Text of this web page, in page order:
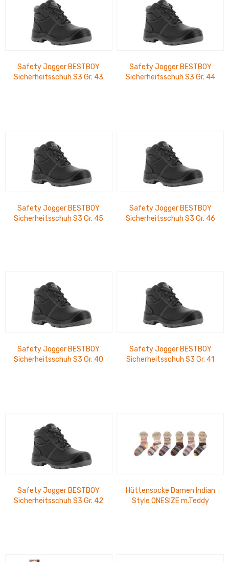
Safety Jogger BESTBOY
Sicherheitsschuh S3 Gr. 43
Safety Jogger BESTBOY
Sicherheitsschuh S3 Gr. 44
Safety Jogger BESTBOY
Sicherheitsschuh S3 Gr. 45
Safety Jogger BESTBOY
Sicherheitsschuh S3 Gr. 46
Safety Jogger BESTBOY
Sicherheitsschuh S3 Gr. 40
Safety Jogger BESTBOY
Sicherheitsschuh S3 Gr. 41
Safety Jogger BESTBOY
Sicherheitsschuh S3 Gr. 42
Hüttensocke Damen Indian
Style ONESIZE m.Teddy